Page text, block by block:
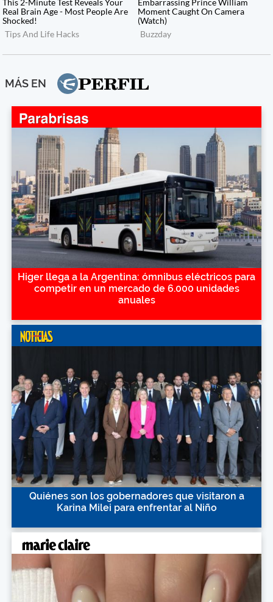
MÁS EN
Higer llega a la Argentina: ómnibus eléctricos para
competir en un mercado de 6.000 unidades
anuales
Quiénes son los gobernadores que visitaron a
Karina Milei para enfrentar al Niño